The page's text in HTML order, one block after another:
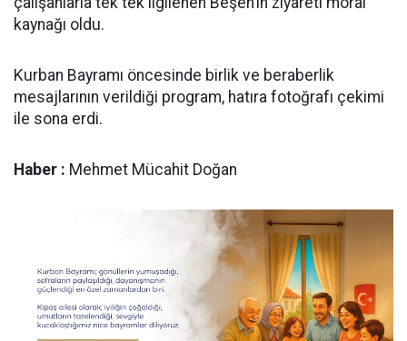
kaynağı oldu.
Kurban Bayramı öncesinde birlik ve beraberlik
mesajlarının verildiği program, hatıra fotoğrafı çekimi
ile sona erdi.
Haber : Mehmet Mücahit Doğan